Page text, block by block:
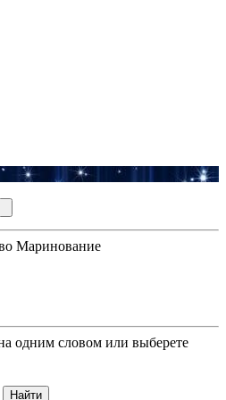
Маринование
одним словом или выберете